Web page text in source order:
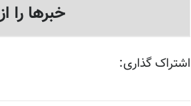
خبرها را
اشتراک گذاری: